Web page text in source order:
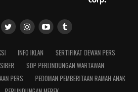
INFO IKLAN
SERTIFIKAT DEWAN PERS
SOP PERLINDUNGAN WARTAWAN
PERS
PEDOMAN PEMBERITAAN RAMAH ANAK